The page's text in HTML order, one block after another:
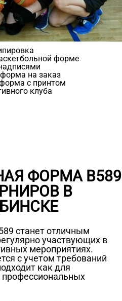
ФОРМА B589
В
станет отличным
участвующих в
мероприятиях.
с учетом требований
как для
профессиональных